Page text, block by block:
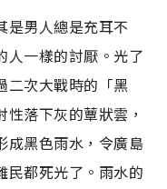
是男人總是充耳不
人一樣的討厭。光了
二次大戰時的「黑
落下灰的蕈狀雲，
成黑色雨水，令廣島
民都死光了。雨水的